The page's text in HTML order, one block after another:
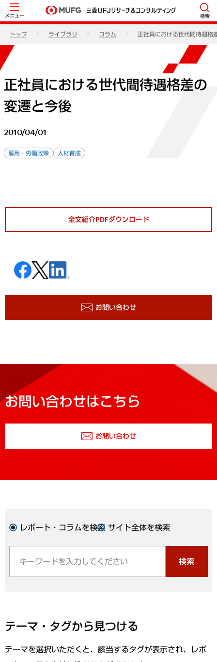
メニュー 検索
トップ ライブラリ コラム 正社員における世代間待遇格
正社員における世代間待遇格差の
変遷と今後
2010/04/01
雇用・労働政策 人材育成
全文紹介PDFダウンロード
お問い合わせ
お問い合わせはこちら
お問い合わせ
レポート・コラムを検索 サイト全体を検索
検索
テーマ・タグから見つける
テーマを選択いただくと、該当するタグが表示され、レポ